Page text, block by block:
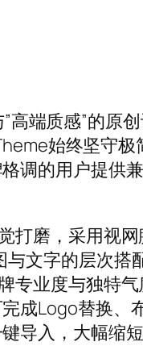
端质感”的原
始终坚守
调的用户提供
打磨，采用视
文字的层次搭
专业度与独特
成Logo替换、
导入，大幅缩